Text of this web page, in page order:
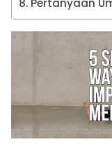
Pertanyaan